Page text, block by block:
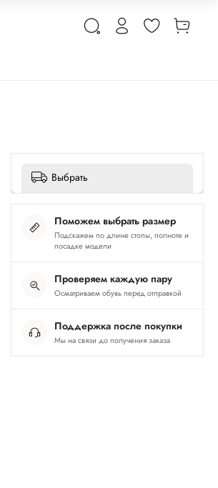
Выбрать
Поможем выбрать размер
Подскажем по длине стопы, полноте и
посадке модели
Проверяем каждую пару
Осматриваем обувь перед отправкой
Поддержка после покупки
Мы на связи до получения заказа